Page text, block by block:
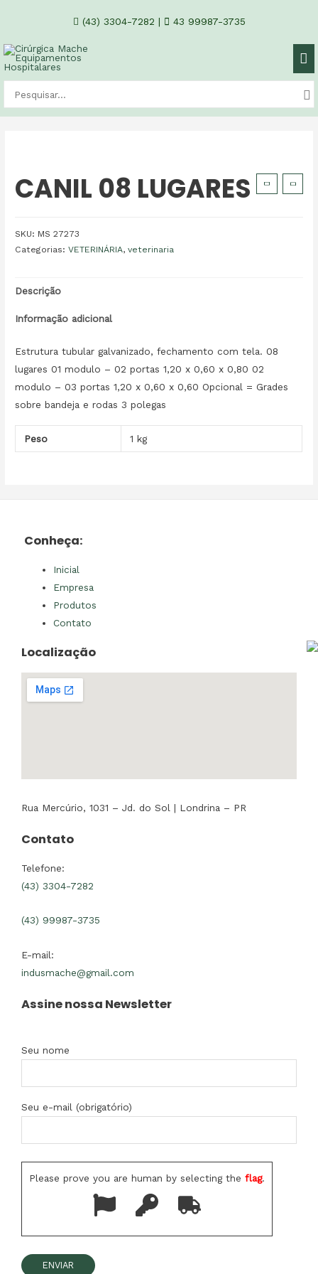
(43) 3304-7282 | 43 99987-3735
CANIL 08 LUGARES
SKU: MS 27273
Categorias:VETERINÁRIA,veterinaria
Descrição
Informação adicional
Estrutura tubular galvanizado, fechamento com tela. 08
lugares 01 modulo – 02 portas 1,20 x 0,60 x 0,80 02
modulo – 03 portas 1,20 x 0,60 x 0,60 Opcional = Grades
sobre bandeja e rodas 3 polegas
Peso 1 kg
Conheça:
Inicial
Empresa
Produtos
Contato
Localização
Rua Mercúrio, 1031 – Jd. do Sol | Londrina – PR
Contato
Telefone:
(43) 3304-7282
(43) 99987-3735
E-mail:
indusmache@gmail.com
Assine nossa Newsletter
Seu nome
Seu e-mail (obrigatório)
Please prove you are human by selecting the flag.